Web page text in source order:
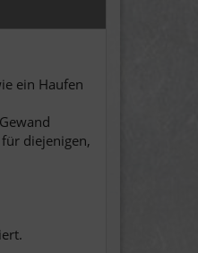
ein Haufen
diejenigen,